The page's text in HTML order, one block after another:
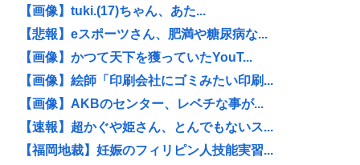
【画像】tuki.(17)ちゃん、あた...
【悲報】eスポーツさん、肥満や糖尿病な...
【画像】かつて天下を獲っていたYouT...
【画像】絵師「印刷会社にゴミみたい印刷...
【画像】AKBのセンター、レベチな事が...
【速報】超かぐや姫さん、とんでもないス...
【福岡地裁】妊娠のフィリピン人技能実習...